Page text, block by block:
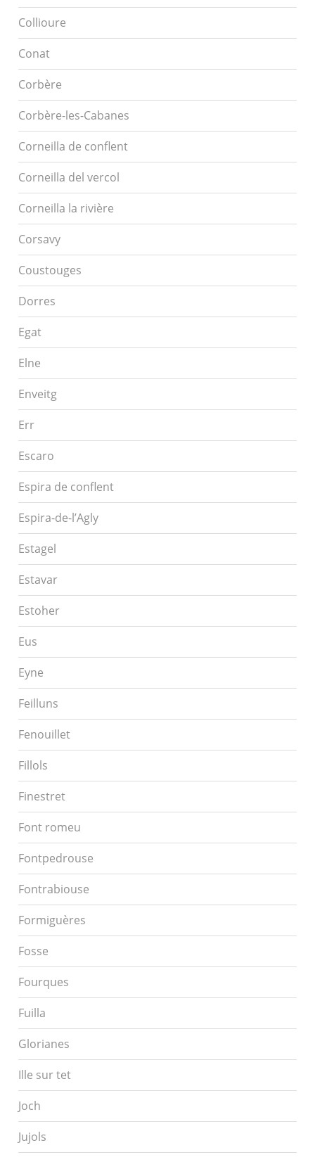
Collioure
Conat
Corbère
Corbère-les-Cabanes
Corneilla de conflent
Corneilla del vercol
Corneilla la rivière
Corsavy
Coustouges
Dorres
Egat
Elne
Enveitg
Err
Escaro
Espira de conflent
Espira-de-l’Agly
Estagel
Estavar
Estoher
Eus
Eyne
Feilluns
Fenouillet
Fillols
Finestret
Font romeu
Fontpedrouse
Fontrabiouse
Formiguères
Fosse
Fourques
Fuilla
Glorianes
Ille sur tet
Joch
Jujols